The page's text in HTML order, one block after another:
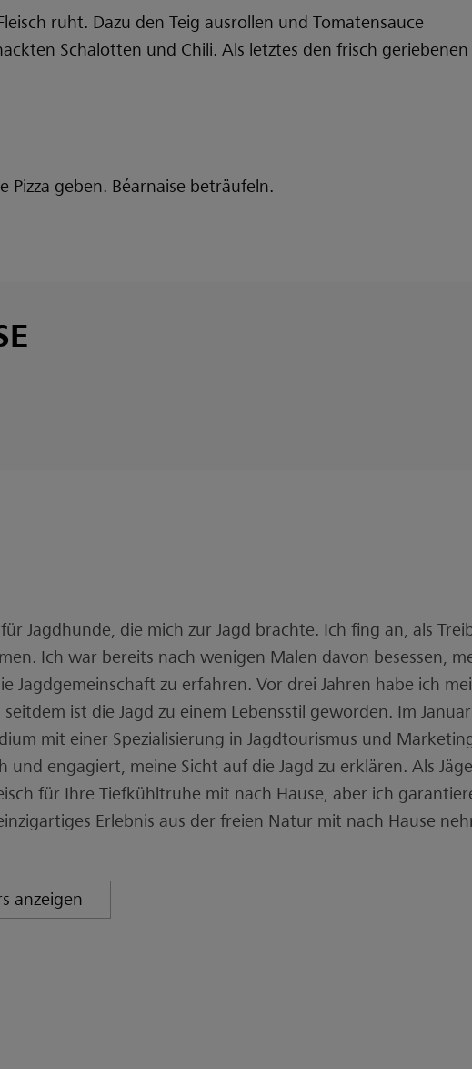
ruht. Dazu den Teig ausrollen und Tomatensauce
Schalotten und Chili. Als letztes den frisch geriebenen
Pizza geben. Béarnaise beträufeln.
Jagdhunde, die mich zur Jagd brachte. Ich fing an, als
Ich war bereits nach wenigen Malen davon besessen,
Jagdgemeinschaft zu erfahren. Vor drei Jahren habe ich
ist die Jagd zu einem Lebensstil geworden. Im Januar
mit einer Spezialisierung in Jagdtourismus und
und engagiert, meine Sicht auf die Jagd zu erklären. Als
für Ihre Tiefkühltruhe mit nach Hause, aber ich
Erlebnis aus der freien Natur mit nach Hause
anzeigen